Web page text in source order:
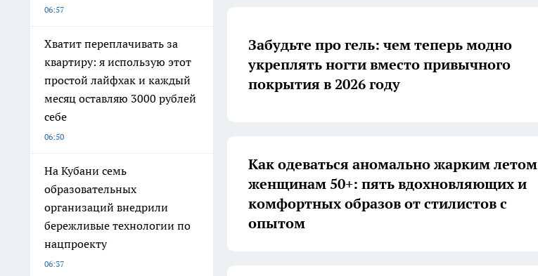
06:57
Хватит переплачивать за
квартиру: я использую этот
простой лайфхак и каждый
месяц оставляю 3000 рублей
себе
06:50
На Кубани семь
образовательных
организаций внедрили
бережливые технологии по
нацпроекту
06:37
Забудьте про гель: чем теперь модно
укреплять ногти вместо привычного
покрытия в 2026 году
Как одеваться аномально жарким летом
женщинам 50+: пять вдохновляющих и
комфортных образов от стилистов с
опытом